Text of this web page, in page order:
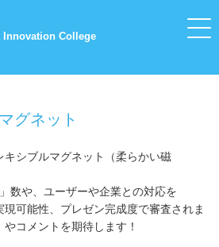
Innovation College
グネット
シブルマグネット（柔らかい磁
数や、ユーザーや企業との対応を
可能性、プレゼン完成度で審査されま
コメントを期待します！